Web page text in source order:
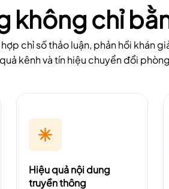
Hiệu quả nội dung
truyền thông
không chỉ
chỉ số thảo luận, phản hồi khán
kênh và tín hiệu chuyển đổi